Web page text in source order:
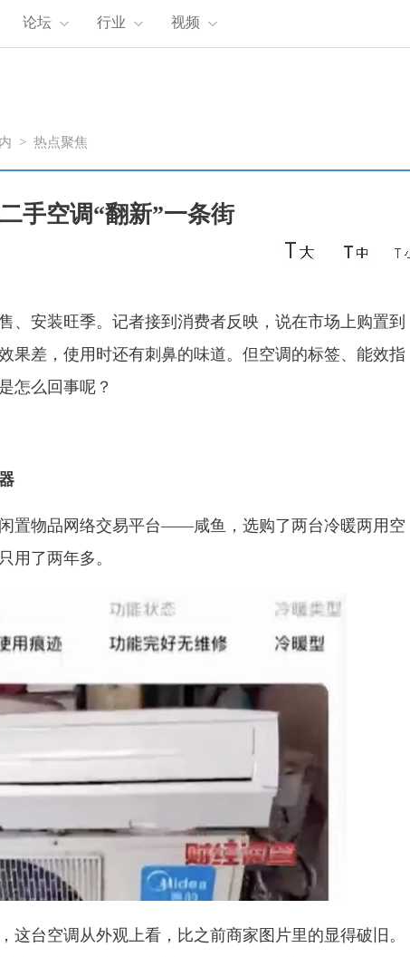
论坛 行业 视频
> 热点聚焦
手空调“翻新”一条街
、安装旺季。记者接到消费者反映，说在市场上购置到
果差，使用时还有刺鼻的味道。但空调的标签、能效指
怎么回事呢？
置物品网络交易平台——咸鱼，选购了两台冷暖两用空
用了两年多。
这台空调从外观上看，比之前商家图片里的显得破旧。